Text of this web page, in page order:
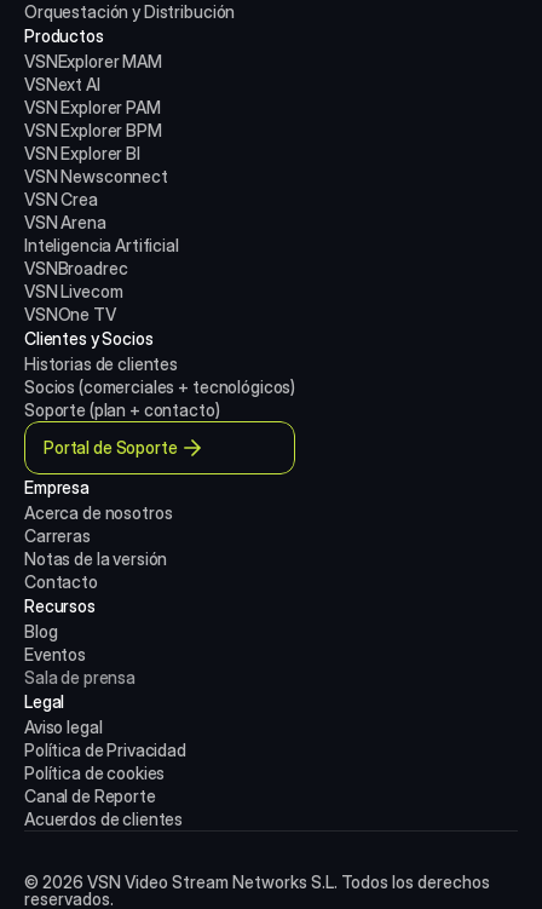
Orquestación y Distribución
Productos
VSNExplorer MAM
VSNext AI
VSN Explorer PAM
VSN Explorer BPM
VSN Explorer BI
VSN Newsconnect
VSN Crea
VSN Arena
Inteligencia Artificial
VSNBroadrec
VSN Livecom
VSNOne TV
Clientes y Socios
Historias de clientes
Socios (comerciales + tecnológicos)
Soporte (plan + contacto)
Portal de Soporte
Empresa
Acerca de nosotros
Carreras
Notas de la versión
Contacto
Recursos
Blog
Eventos
Sala de prensa
Legal
Aviso legal
Política de Privacidad
Política de cookies
Canal de Reporte
Acuerdos de clientes
© 2026 VSN Video Stream Networks S.L. Todos los derechos
reservados.